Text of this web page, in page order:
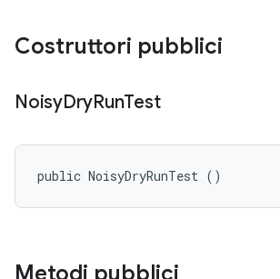
Costruttori pubblici
NoisyDryRunTest
public NoisyDryRunTest ()
Metodi pubblici